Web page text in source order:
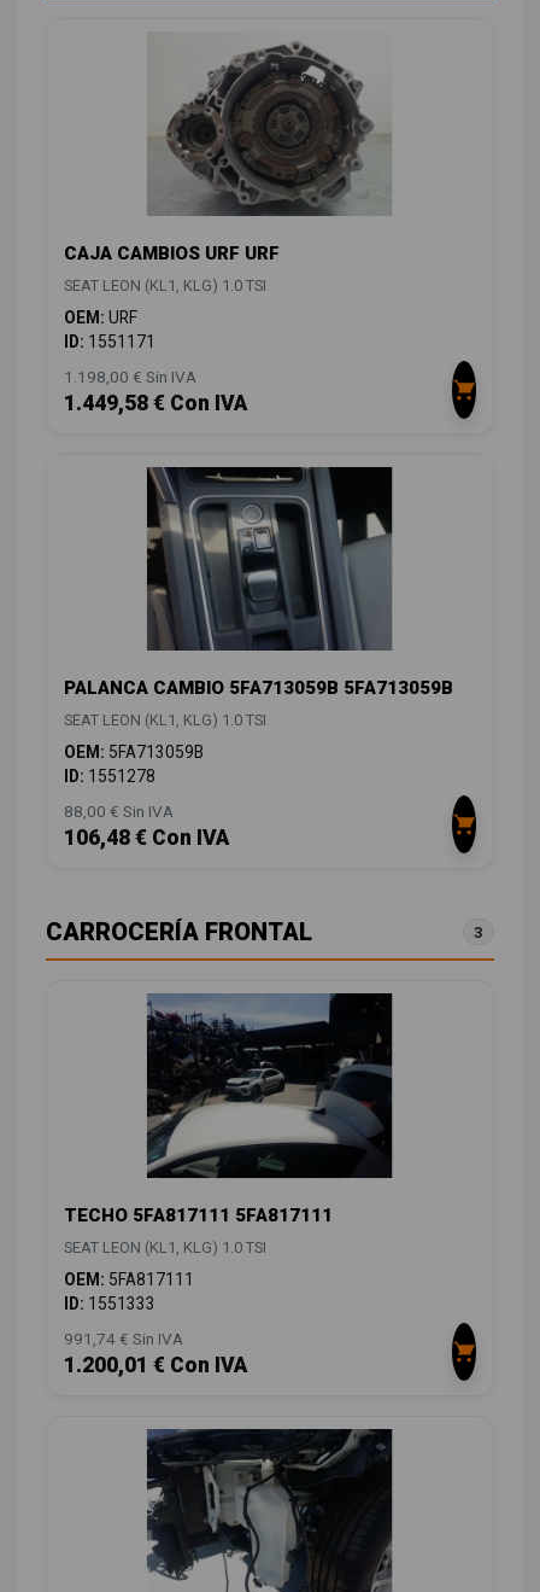
CAJA CAMBIOS URF URF
SEAT LEON (KL1, KLG) 1.0 TSI
OEM: URF
ID: 1551171
1.198,00 € Sin IVA
1.449,58 € Con IVA
PALANCA CAMBIO 5FA713059B 5FA713059B
SEAT LEON (KL1, KLG) 1.0 TSI
OEM: 5FA713059B
ID: 1551278
88,00 € Sin IVA
106,48 € Con IVA
CARROCERÍA FRONTAL 3
TECHO 5FA817111 5FA817111
SEAT LEON (KL1, KLG) 1.0 TSI
OEM: 5FA817111
ID: 1551333
991,74 € Sin IVA
1.200,01 € Con IVA